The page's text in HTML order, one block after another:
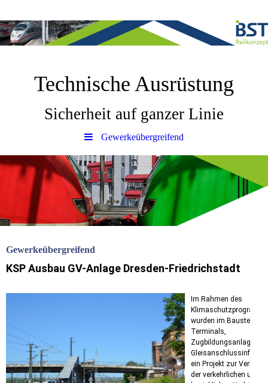
Technische Ausrüstung
Sicherheit auf ganzer Linie
Gewerkeübergreifend
Gewerkeübergreifend
KSP Ausbau GV-Anlage Dresden-Friedrichstadt
Im Rahmen des
wurden im Baustein
Terminals,
Zugbildungsanlagen,
ein Projekt zur
der verkehrlichen und